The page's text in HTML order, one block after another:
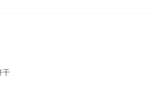
干